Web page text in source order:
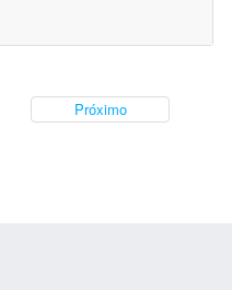
Próximo